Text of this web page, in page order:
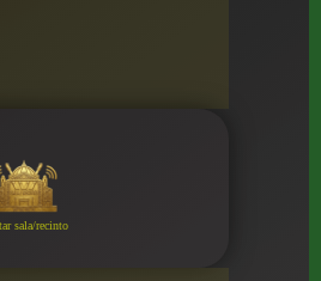
sala/recinto